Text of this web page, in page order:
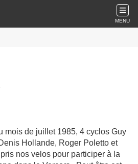
MENU
mois de juillet 1985, 4 cyclos Guy
Hollande, Roger Poletto et
nos velos pour participer à la